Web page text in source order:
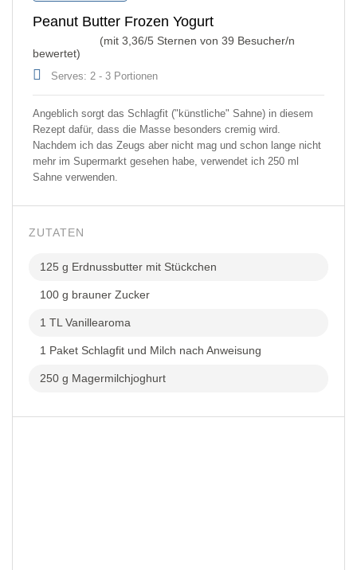
Peanut Butter Frozen Yogurt
(mit 3,36/5 Sternen von 39 Besucher/n
bewertet)
Serves: 2 - 3 Portionen
Angeblich sorgt das Schlagfit ("künstliche" Sahne) in diesem
Rezept dafür, dass die Masse besonders cremig wird.
Nachdem ich das Zeugs aber nicht mag und schon lange nicht
mehr im Supermarkt gesehen habe, verwendet ich 250 ml
Sahne verwenden.
ZUTATEN
125 g Erdnussbutter mit Stückchen
100 g brauner Zucker
1 TL Vanillearoma
1 Paket Schlagfit und Milch nach Anweisung
250 g Magermilchjoghurt